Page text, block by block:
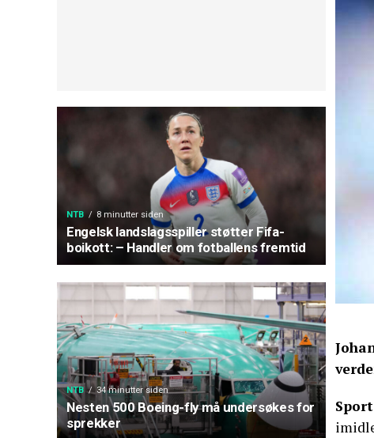
NTB 8 minutter siden
Engelsk landslagsspiller støtter Fifa-
boikott: – Handler om fotballens fremtid
NTB 34 minutter siden
Nesten 500 Boeing-fly må undersøkes for
sprekker
Sport